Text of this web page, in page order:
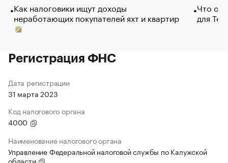
Как налоговики ищут доходы
неработающих покупателей яхт и квартир
Что
для
Регистрация ФНС
Дата регистрации
31 марта 2023
Код налогового органа
4000
Наименование налогового органа
Управление Федеральной налоговой службы по Калужской
области